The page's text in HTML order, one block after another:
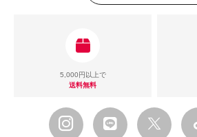
5,000円以上で
送料無料